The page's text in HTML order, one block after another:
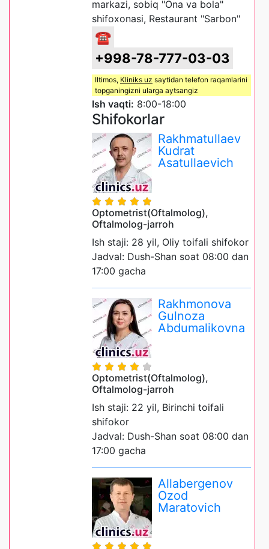
markazi, sobiq "Ona va bola"
shifoxonasi, Restaurant "Sarbon"
☎
+998-78-777-03-03
Iltimos, Kliniks uz saytidan telefon raqamlarini
topganingizni ularga aytsangiz
Ish vaqti: 8:00-18:00
Shifokorlar
Rakhmatullaev
Kudrat
Asatullaevich
Optometrist(Oftalmolog),
Oftalmolog-jarroh
Ish staji: 28 yil, Oliy toifali shifokor
Jadval: Dush-Shan soat 08:00 dan
17:00 gacha
Rakhmonova
Gulnoza
Abdumalikovna
Optometrist(Oftalmolog),
Oftalmolog-jarroh
Ish staji: 22 yil, Birinchi toifali
shifokor
Jadval: Dush-Shan soat 08:00 dan
17:00 gacha
Allabergenov
Ozod
Maratovich